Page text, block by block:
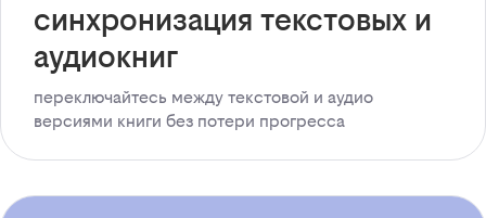
синхронизация текстовых и
аудиокниг
переключайтесь между текстовой и аудио
версиями книги без потери прогресса